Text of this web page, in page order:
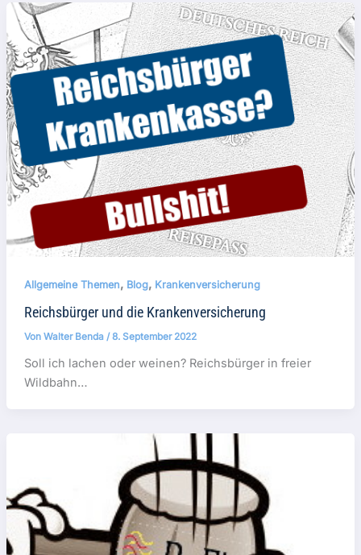
Allgemeine Themen, Blog, Krankenversicherung
Reichsbürger und die Krankenversicherung
Von Walter Benda /8. September 2022
Soll ich lachen oder weinen? Reichsbürger in freier
Wildbahn…